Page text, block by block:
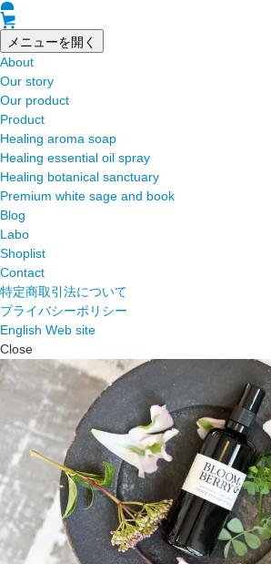
メニューを開く
About
Our story
Our product
Product
Healing aroma soap
Healing essential oil spray
Healing botanical sanctuary
Premium white sage and book
Blog
Labo
Shoplist
Contact
特定商取引法について
プライバシーポリシー
English Web site
Close